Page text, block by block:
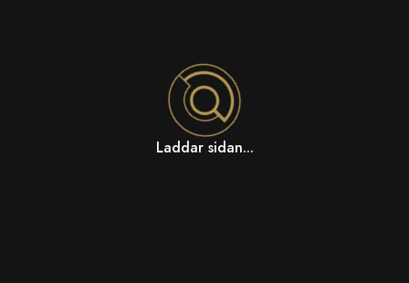
Laddar sidan...